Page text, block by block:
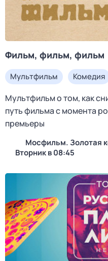
Фильм, фильм, фильм
Мультфильм Комедия
Мультфильм о том, как
путь фильма с момента
премьеры
Мосфильм. Золотая
вторник в 08:45